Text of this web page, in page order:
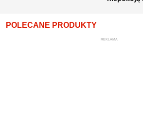
POLECANE PRODUKTY
REKLAMA